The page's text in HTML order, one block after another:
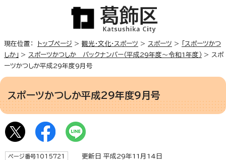
現在位置： トップページ > 観光・文化・スポーツ > スポーツ > 「スポーツかつ
しか」 > スポーツかつしか バックナンバー（平成29年度～令和1年度） > スポ
ーツかつしか平成29年度9月号
スポーツかつしか平成29年度9月号
ページ番号1015721 更新日 平成29年11月14日